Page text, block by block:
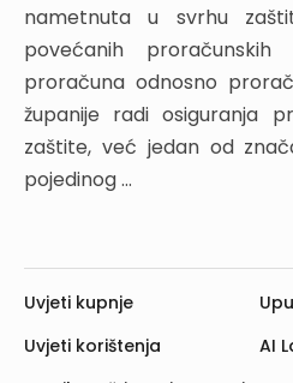
VODNOG REŽIMA
6.2. ODRŽAVANJE CESTA,
6.3. KORIŠTENJE PIJESKA,
TE PRIJELAZ OSOBA I
6.4. ZABRANA MIJENJANJA
6.5. ZASNIVANJE PRAVA
ODNOSNO ODVOĐENJA
7.2. ODREĐIVANJE ZONA
7.2.1. Zaštita podzemnih
nametnuta u svrhu
povećanih
proračuna odnosno
županije radi osiguranja
zaštite, već jedan od
pojedinog ...
Uvjeti kupnje
Uvjeti korištenja
AI